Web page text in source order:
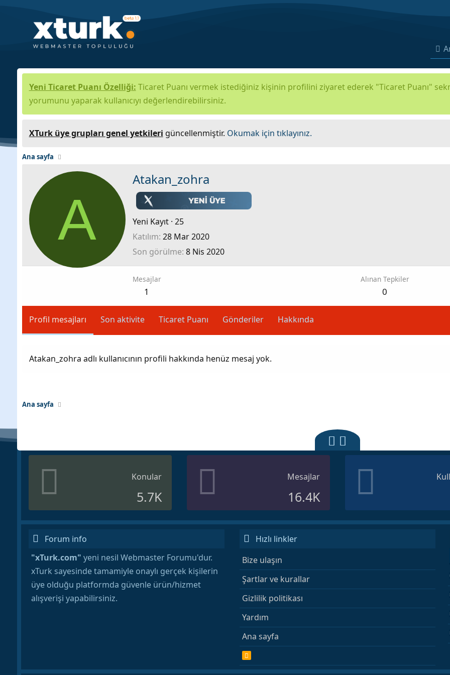
Yeni Ticaret Puanı Özelliği: Ticaret Puanı vermek istediğiniz kişinin profilini ziyaret ederek "Ticaret Puanı"
yorumunu yaparak kullanıcıyı değerlendirebilirsiniz.
XTurk üye grupları genel yetkileri güncellenmiştir. Okumak için tıklayınız.
Ana sayfa
A
Atakan_zohra
Yeni Kayıt · 25
Katılım 28 Mar 2020
Son görülme 8 Nis 2020
Mesajlar
1
Alınan Tepkiler
0
Profil mesajları Son aktivite Ticaret Puanı Gönderiler Hakkında
Atakan_zohra adlı kullanıcının profili hakkında henüz mesaj yok.
Ana sayfa
Konular
5.7K
Mesajlar
16.4K
Forum info
"xTurk.com" yeni nesil Webmaster Forumu'dur.
xTurk sayesinde tamamiyle onaylı gerçek kişilerin
üye olduğu platformda güvenle ürün/hizmet
alışverişi yapabilirsiniz.
Hızlı linkler
Bize ulaşın
Şartlar ve kurallar
Gizlilik politikası
Yardım
Ana sayfa
R
S
S